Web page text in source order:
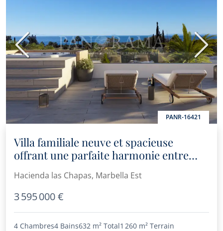
PANR-16421
Précédent
Villa familiale neuve et spacieuse
offrant une parfaite harmonie entre
intérieur et extérieur à DREAM,
Hacienda Las Chapas
Hacienda las Chapas, Marbella Est
3 595 000 €
4 Chambres4 Bains632 m² Total1 260 m² Terrain